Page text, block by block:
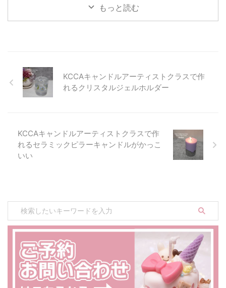
レシピも公開しておりますので、
ちらはなめらかさが長く続くので
す。そのため、焦ることなく ...
研究の作品作りにいらしてくださ
～！ 今年はKCCAのコースレッス
ンで作れるアイスクリームキャン
ドルに挑戦。ワックスを着色して
もっと読む
KCCAキャンドルアーティストクラスで作
れるクリスタルジェルホルダー
KCCAキャンドルアーティストクラスで作
れるセラミックピラーキャンドルがかっこ
いい